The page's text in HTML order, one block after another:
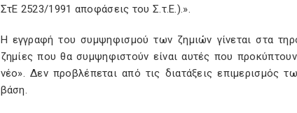
ΣτΕ 2523/1991 αποφάσεις του Σ.τ.Ε.).».
Η εγγραφή του συμψηφισμού των ζημιών γίνεται στα
ζημίες που θα συμψηφιστούν είναι αυτές που
νέο». Δεν προβλέπεται από τις διατάξεις επιμερισμός
βάση.